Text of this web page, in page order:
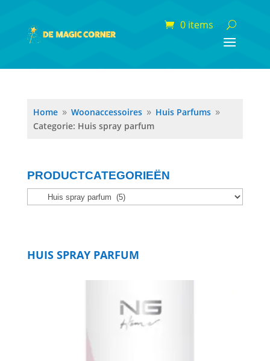
0 items
Home 9 Woonaccessoires 9 Huis Parfums 9
Categorie: Huis spray parfum
PRODUCTCATEGORIEËN
HUIS SPRAY PARFUM